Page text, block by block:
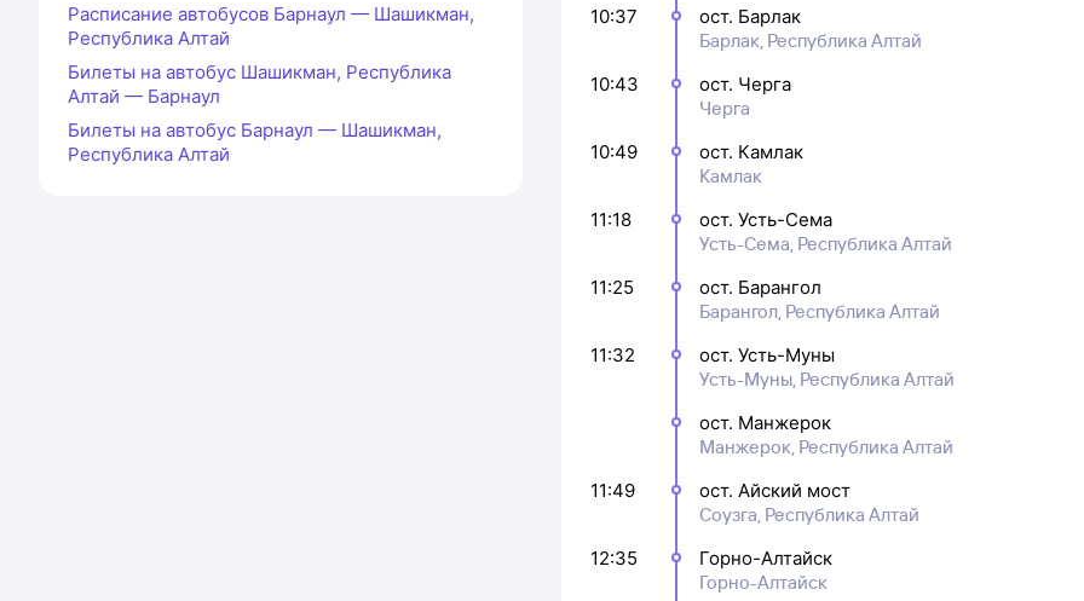
10:37
ост. Барлак
Барлак, Республика Алтай
10:43
ост. Черга
Черга
10:49
ост. Камлак
Камлак
11:18
ост. Усть-Сема
Усть-Сема, Республика Алтай
11:25
ост. Барангол
Барангол, Республика Алтай
11:32
ост. Усть-Муны
Усть-Муны, Республика Алтай
ост. Манжерок
Манжерок, Республика Алтай
11:49
ост. Айский мост
Соузга, Республика Алтай
12:35
Горно-Алтайск
Горно-Алтайск
Расписание автобусов Барнаул — Шашикман,
Республика Алтай
Билеты на автобус Шашикман, Республика
Алтай — Барнаул
Билеты на автобус Барнаул — Шашикман,
Республика Алтай